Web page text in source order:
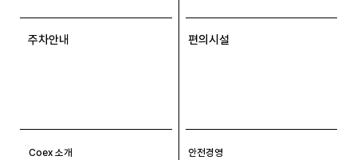
주차안내 편의시설
Coex 소개
안전경영